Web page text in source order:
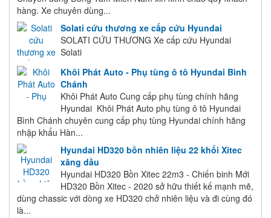
hàng. Xe chuyên dùng...
Solati cứu thương xe cấp cứu Hyundai
SOLATI CỨU THƯƠNG Xe cấp cứu Hyundai
Solati
Khôi Phát Auto - Phụ tùng ô tô Hyundai Bình
Chánh
Khôi Phát Auto Cung cấp phụ tùng chính hãng
Hyundai Khôi Phát Auto phụ tùng ô tô Hyundai
Bình Chánh chuyên cung cấp phụ tùng Hyundai chính hãng
nhập khẩu Hàn...
Hyundai HD320 bồn nhiên liệu 22 khối Xitec
xăng dầu
Hyundai HD320 Bồn Xitec 22m3 - Chiến binh Mới
HD320 Bồn Xitec - 2020 sở hữu thiết kế mạnh mẽ,
dùng chassic với dòng xe HD320 chở nhiên liệu và đi cùng đó
là...